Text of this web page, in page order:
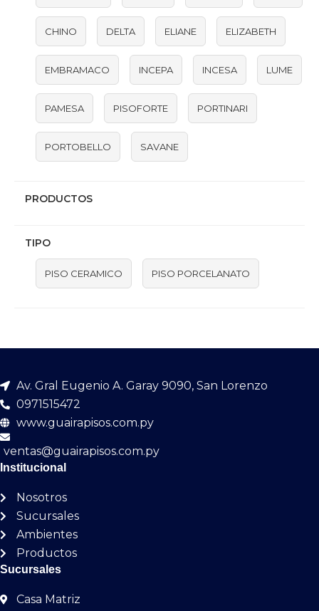
CHINO DELTA ELIANE ELIZABETH
EMBRAMACO INCEPA INCESA LUME
PAMESA PISOFORTE PORTINARI
PORTOBELLO SAVANE
PRODUCTOS
TIPO
PISO CERAMICO PISO PORCELANATO
Av. Gral Eugenio A. Garay 9090, San Lorenzo
0971515472
www.guairapisos.com.py
ventas@guairapisos.com.py
Institucional
Nosotros
Sucursales
Ambientes
Productos
Sucursales
Casa Matriz